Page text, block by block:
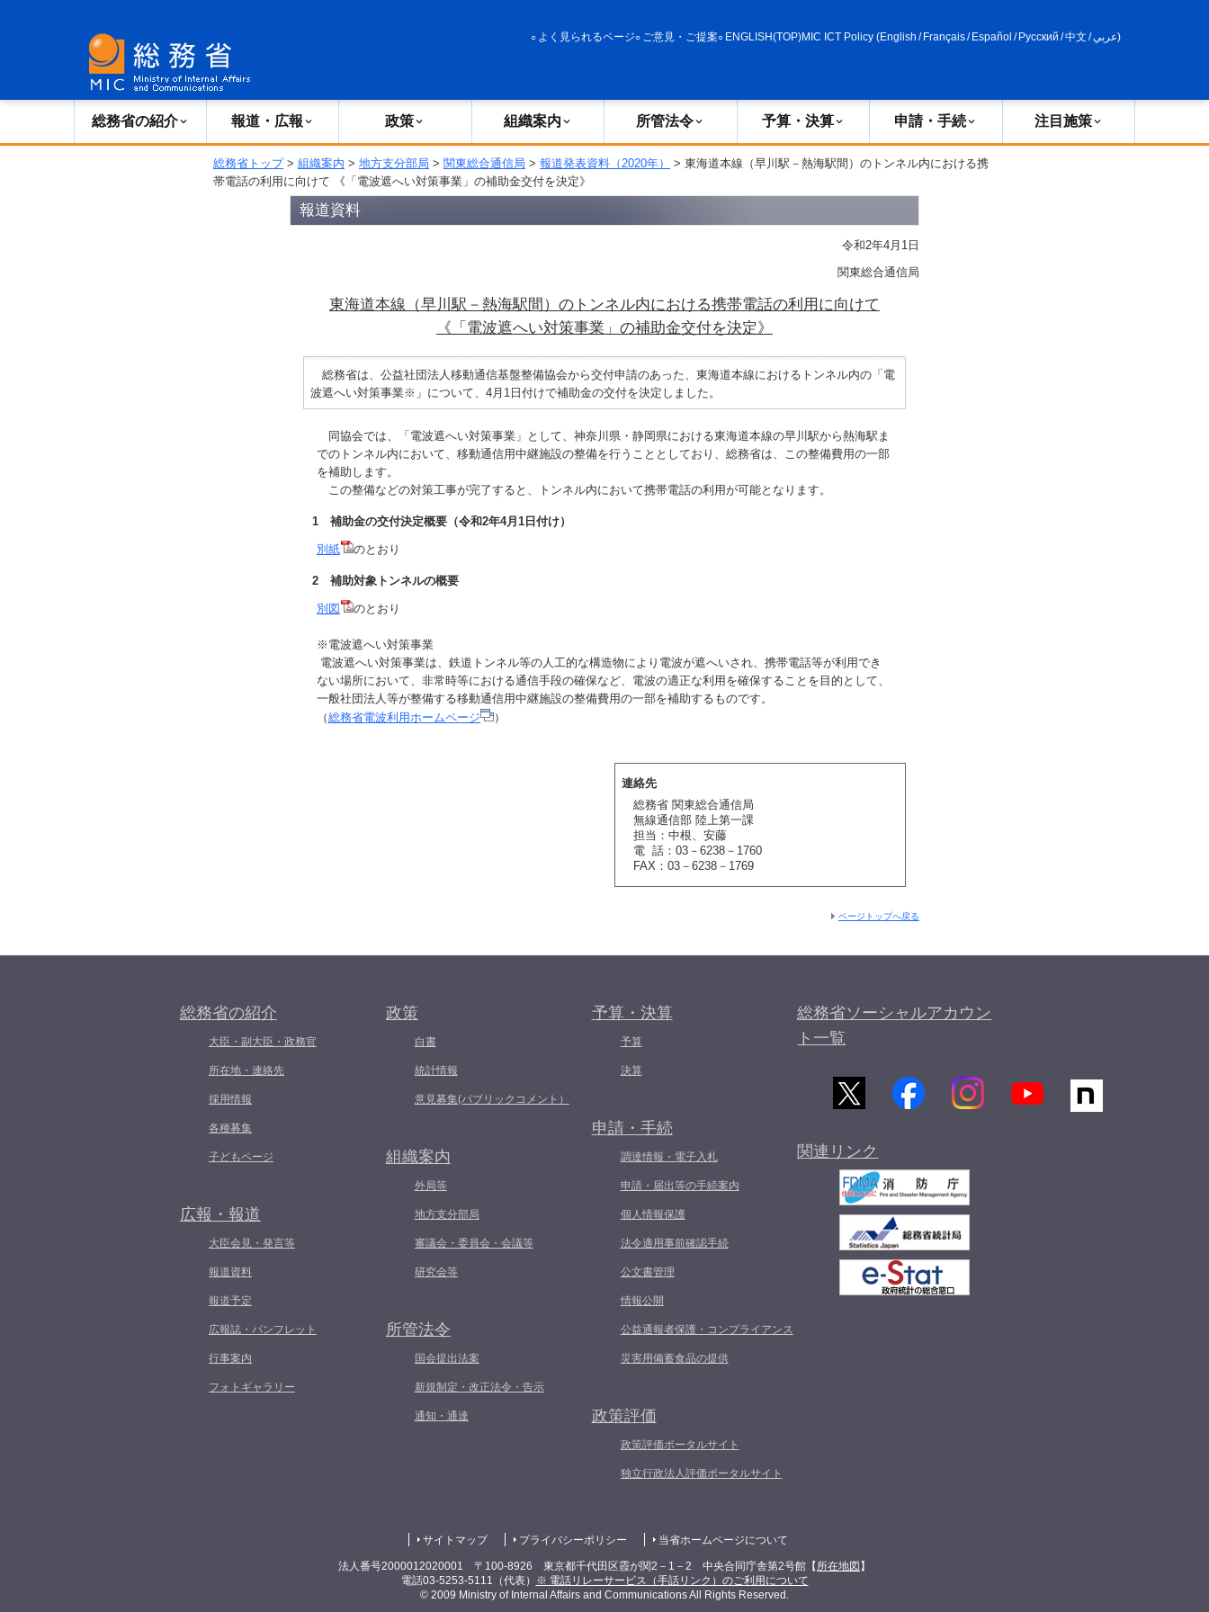
よく見られるページ ご意見・ご提案 ENGLISH(TOP)MIC ICT Policy (English / Français/ Español / Русский /中文 /عربي)
総務省の紹介 報道・広報 政策 組織案内 所管法令 予算・決算 申請・手続 注目施策
総務省トップ> 組織案内 > 地方支分部局 > 関東総合通信局 > 報道発表資料（2020年）
> 東海道本線（早川駅－熱海駅間）のトンネル内における携
帯電話の利用に向けて 《「電波遮へい対策事業」の補助金交付を決定》
報道資料
令和2年4月1日
関東総合通信局
東海道本線（早川駅－熱海駅間）のトンネル内における携帯電話の利用に向けて
《「電波遮へい対策事業」の補助金交付を決定》
総務省は、公益社団法人移動通信基盤整備協会から交付申請のあった、東海道本線におけるトンネル内の「電
波遮へい対策事業※」について、4月1日付けで補助金の交付を決定しました。
同協会では、「電波遮へい対策事業」として、神奈川県・静岡県における東海道本線の早川駅から熱海駅ま
でのトンネル内において、移動通信用中継施設の整備を行うこととしており、総務省は、この整備費用の一部
を補助します。
この整備などの対策工事が完了すると、トンネル内において携帯電話の利用が可能となります。
1 補助金の交付決定概要（令和2年4月1日付け）
別紙 のとおり
2 補助対象トンネルの概要
別図 のとおり
※電波遮へい対策事業
電波遮へい対策事業は、鉄道トンネル等の人工的な構造物により電波が遮へいされ、携帯電話等が利用でき
ない場所において、非常時等における通信手段の確保など、電波の適正な利用を確保することを目的として、
一般社団法人等が整備する移動通信用中継施設の整備費用の一部を補助するものです。
（総務省電波利用ホームページ ）
連絡先
総務省 関東総合通信局
無線通信部 陸上第一課
担当：中根、安藤
電 話：03－6238－1760
FAX：03－6238－1769
ページトップへ戻る
総務省の紹介
大臣・副大臣・政務官
所在地・連絡先
採用情報
各種募集
子どもページ
広報・報道
大臣会見・発言等
報道資料
報道予定
広報誌・パンフレット
行事案内
フォトギャラリー
政策
白書
統計情報
意見募集(パブリックコメント）
組織案内
外局等
地方支分部局
審議会・委員会・会議等
研究会等
所管法令
国会提出法案
新規制定・改正法令・告示
通知・通達
予算・決算
予算
決算
申請・手続
調達情報・電子入札
申請・届出等の手続案内
個人情報保護
法令適用事前確認手続
公文書管理
情報公開
公益通報者保護・コンプライアンス
災害用備蓄食品の提供
政策評価
政策評価ポータルサイト
独立行政法人評価ポータルサイト
総務省ソーシャルアカウン
ト一覧
関連リンク
サイトマップ プライバシーポリシー 当省ホームページについて
法人番号2000012020001 〒100-8926 東京都千代田区霞が関2－1－2 中央合同庁舎第2号館【 所在地図 】
電話03-5253-5111（代表）
※ 電話リレーサービス（手話リンク）のご利用について
© 2009 Ministry of Internal Affairs and Communications All Rights Reserved.